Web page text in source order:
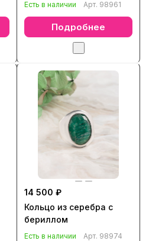
Есть в наличии Арт. 98961
Подробнее
14 500 ₽
Кольцо из серебра с
бериллом
Есть в наличии Арт. 98974